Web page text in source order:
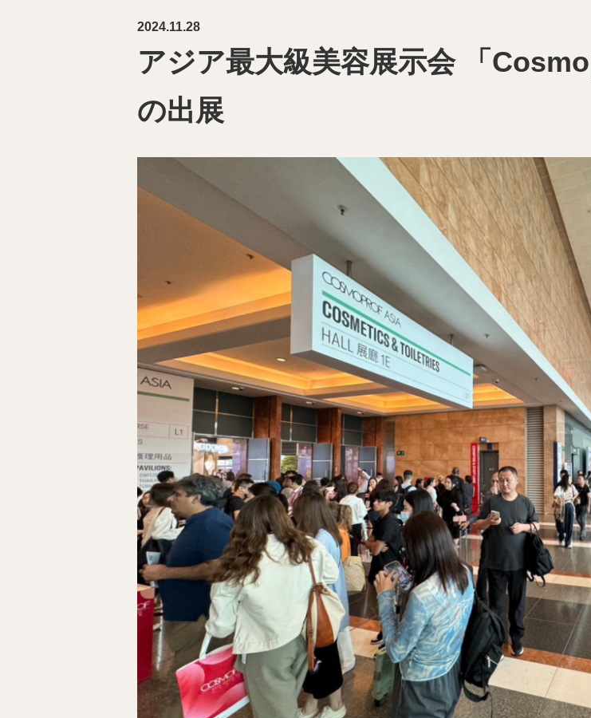
2024.11.28
アジア最大級美容展示会 「
の出展